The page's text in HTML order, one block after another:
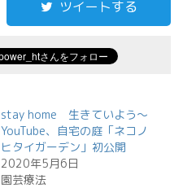
ツイートする
stay home 生きていよう〜
YouTube、自宅の庭「ネコノ
ヒタイガーデン」初公開
2020年5月6日
園芸療法